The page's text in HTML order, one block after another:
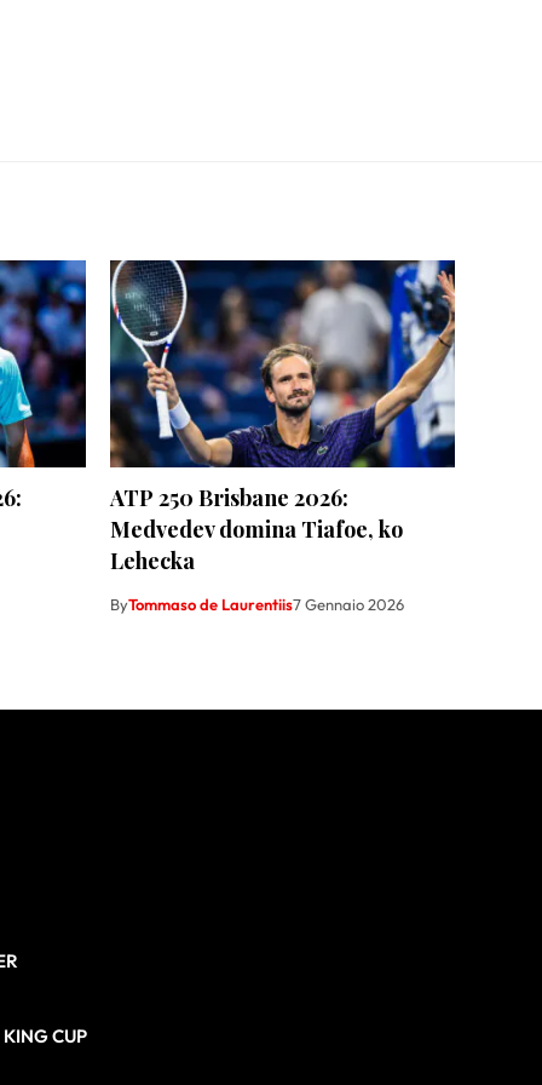
ATP 250 Brisbane 2026:
Medvedev domina Tiafoe, ko
Lehecka
ByTommaso de Laurentiis7 Gennaio 2026
CUP